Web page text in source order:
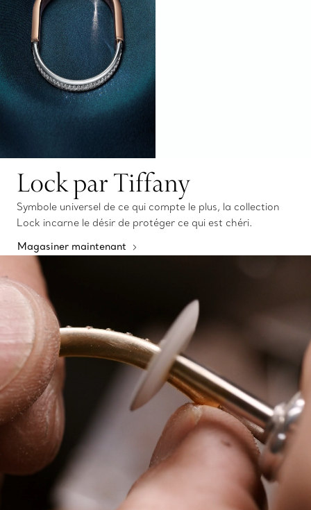
Lock par Tiffany
Symbole universel de ce qui compte le plus, la collection
Lock incarne le désir de protéger ce qui est chéri.
Magasiner maintenant